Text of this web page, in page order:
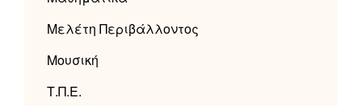
Μελέτη Περιβάλλοντος
Μουσική
Τ.Π.Ε.